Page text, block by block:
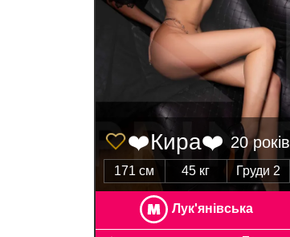
❤️Кира❤️ 20 років
171 см 45 кг Груди 2
Лук'янівська